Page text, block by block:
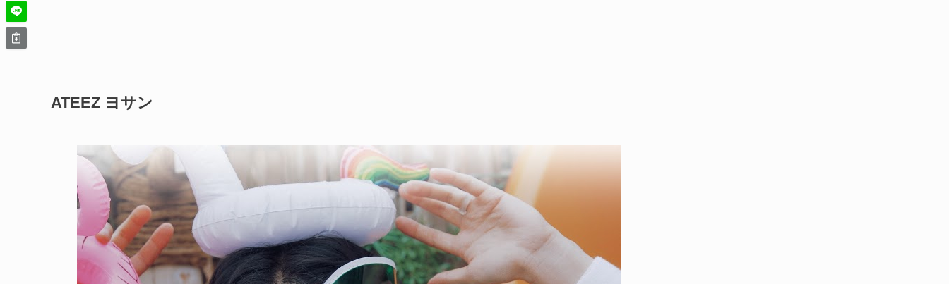
ATEEZ ヨサン